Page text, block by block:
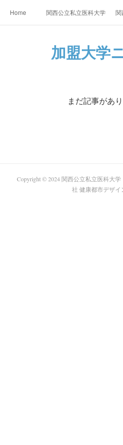
Home 関西公立私立医科大学・医関
加盟大学
まだ記事があり
Copyright © 2024 関西公立私立医科大
社 健康都市デザイ